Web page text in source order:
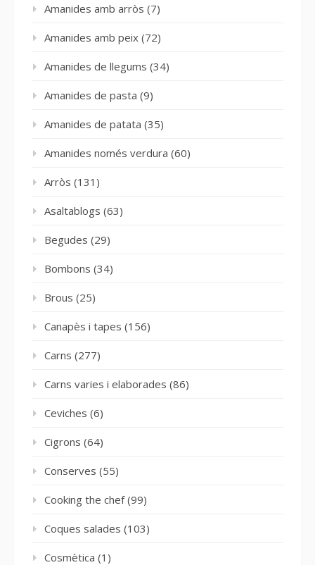
Amanides amb arròs (7)
Amanides amb peix (72)
Amanides de llegums (34)
Amanides de pasta (9)
Amanides de patata (35)
Amanides només verdura (60)
Arròs (131)
Asaltablogs (63)
Begudes (29)
Bombons (34)
Brous (25)
Canapès i tapes (156)
Carns (277)
Carns varies i elaborades (86)
Ceviches (6)
Cigrons (64)
Conserves (55)
Cooking the chef(99)
Coques salades (103)
Cosmètica (1)